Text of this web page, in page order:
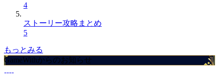
4
ストーリー攻略まとめ
5
もっとみる
GameWithからのお知らせ